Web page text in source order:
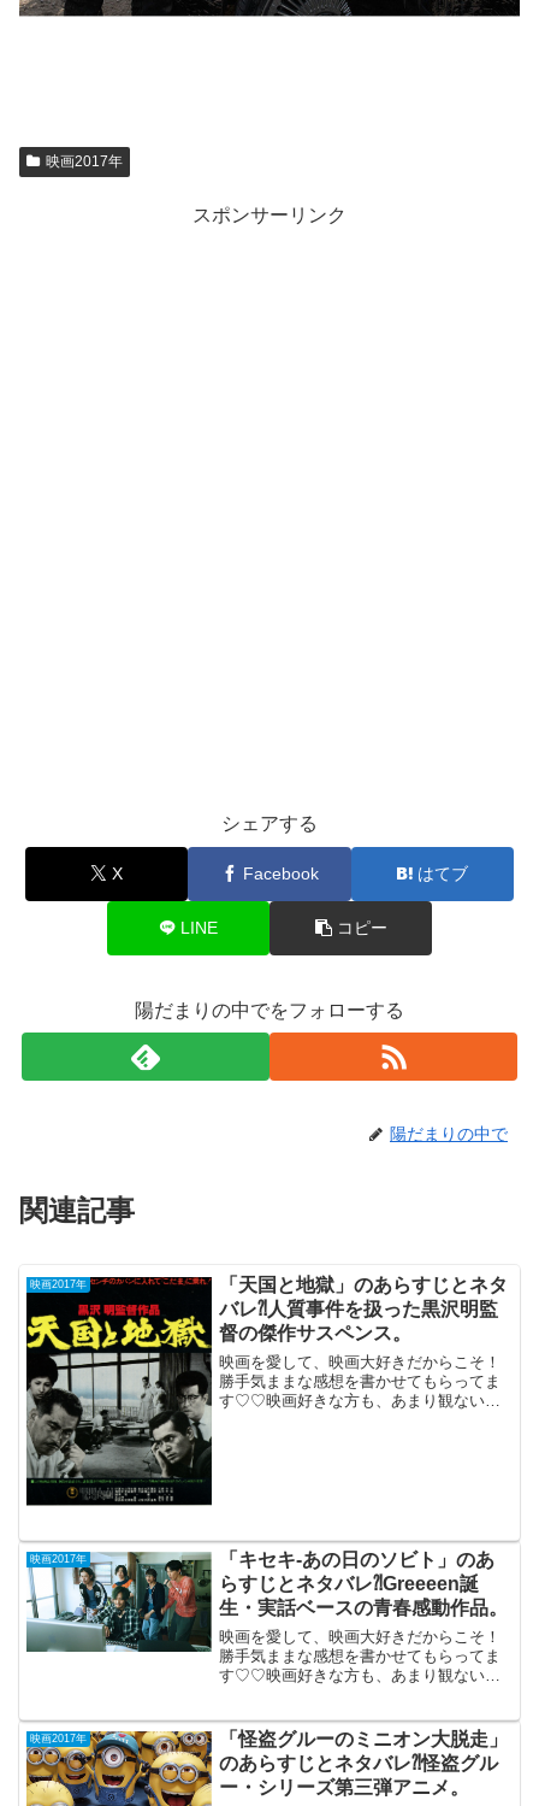
映画2017年
スポンサーリンク
シェアする
X Facebook はてブ
LINE コピー
陽だまりの中でをフォローする
陽だまりの中で
関連記事
映画2017年
「天国と地獄」のあらすじとネタ
バレ⁈人質事件を扱った黒沢明監
督の傑作サスペンス。
映画を愛して、映画大好きだからこそ！
勝手気ままな感想を書かせてもらってま
す♡♡映画好きな方も、あまり観ない方
映画2017年
「キセキ‐あの日のソビト」のあ
らすじとネタバレ⁈Greeeen誕
生・実話ベースの青春感動作品。
映画を愛して、映画大好きだからこそ！
勝手気ままな感想を書かせてもらってま
す♡♡映画好きな方も、あまり観ない方
Greeeen誕生までの奇跡を描いた実話...
映画2017年
「怪盗グルーのミニオン大脱走」
のあらすじとネタバレ⁈怪盗グル
ー・シリーズ第三弾アニメ。